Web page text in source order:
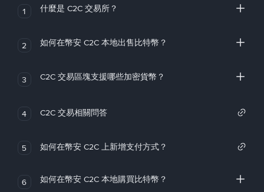
1 什麼是 C2C 交易所？
2 如何在幣安 C2C 本地出售比特幣？
3 C2C 交易區塊支援哪些加密貨幣？
4 C2C 交易相關問答
5 如何在幣安 C2C 上新增支付方式？
6 如何在幣安 C2C 本地購買比特幣？